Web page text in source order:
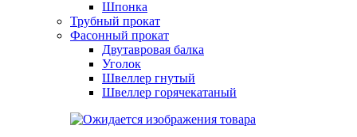
Шпонка
Трубный прокат
Фасонный прокат
Двутавровая балка
Уголок
Швеллер гнутый
Швеллер горячекатаный